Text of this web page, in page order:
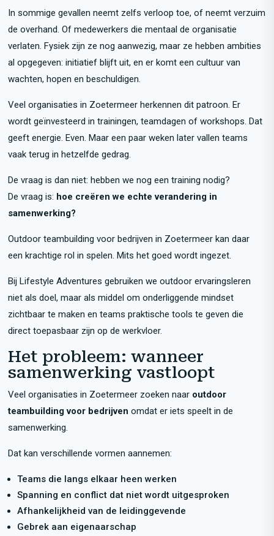
In sommige gevallen neemt zelfs verloop toe, of neemt verzuim
de overhand. Of medewerkers die mentaal de organisatie
verlaten. Fysiek zijn ze nog aanwezig, maar ze hebben ambities
al opgegeven: initiatief blijft uit, en er komt een cultuur van
wachten, hopen en beschuldigen.
Veel organisaties in Zoetermeer herkennen dit patroon. Er
wordt geïnvesteerd in trainingen, teamdagen of workshops. Dat
geeft energie. Even. Maar een paar weken later vallen teams
vaak terug in hetzelfde gedrag.
De vraag is dan niet: hebben we nog een training nodig?
De vraag is: hoe creëren we echte verandering in
samenwerking?
Outdoor teambuilding voor bedrijven in Zoetermeer kan daar
een krachtige rol in spelen. Mits het goed wordt ingezet.
Bij Lifestyle Adventures gebruiken we outdoor ervaringsleren
niet als doel, maar als middel om onderliggende mindset
zichtbaar te maken en teams praktische tools te geven die
direct toepasbaar zijn op de werkvloer.
Het probleem: wanneer
samenwerking vastloopt
Veel organisaties in Zoetermeer zoeken naar outdoor
teambuilding voor bedrijven omdat er iets speelt in de
samenwerking.
Dat kan verschillende vormen aannemen:
Teams die langs elkaar heen werken
Spanning en conflict dat niet wordt uitgesproken
Afhankelijkheid van de leidinggevende
Gebrek aan eigenaarschap